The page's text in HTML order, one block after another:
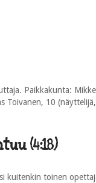
Paikkakunta:
Toivanen, 10
(4:18)
kuitenkin toinen